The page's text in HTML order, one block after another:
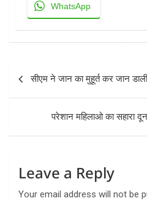
WhatsApp
Post
navigation
सीएम ने जान का मुहूर्त कर जान
परेशान महिलाओ का सहारा
Leave a Reply
Your email address will not be